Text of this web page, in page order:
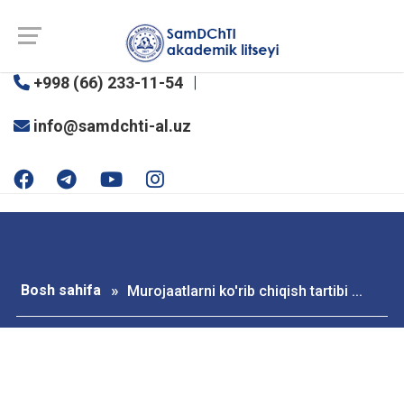
SamDChTI akademik litseyi
+998 (66) 233-11-54
info@samdchti-al.uz
Bosh sahifa Murojaatlarni ko'rib chiqish tartibi ...